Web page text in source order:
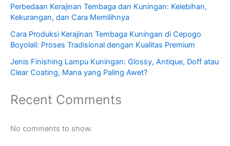
Perbedaan Kerajinan Tembaga dan Kuningan: Kelebihan,
Kekurangan, dan Cara Memilihnya
Cara Produksi Kerajinan Tembaga Kuningan di Cepogo
Boyolali: Proses Tradisional dengan Kualitas Premium
Jenis Finishing Lampu Kuningan: Glossy, Antique, Doff atau
Clear Coating, Mana yang Paling Awet?
Recent Comments
No comments to show.